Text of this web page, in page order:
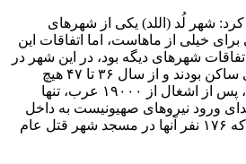
شهر لُد (اللد) یکی از شهرهای
خیلی از ماهاست، اما اتفاقات این
شهرهای دیگه بود، در این شهر در
سال ۱۹۱۲ فقط ۱۲ یهودی ساکن بودند و از سال ۳۶ تا ۴۷ هیچ
یهودی ساکن این شهر نبود، پس از اشغال از ۱۹۰۰۰ عرب، تنها
ابتدای ورود نیروهای صهیونیست به داخل
شهر ۴۲۶ نفر کشته شدند که ۱۷۶ نفر آنها در مسجد شهر قتل عام